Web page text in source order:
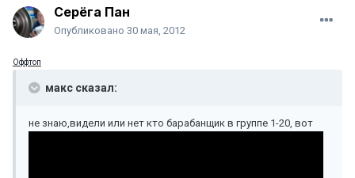
Серёга Пан
Опубликовано 30 мая, 2012
Оффтоп
макс сказал:
не знаю,видели или нет кто барабанщик в группе 1-20, вот